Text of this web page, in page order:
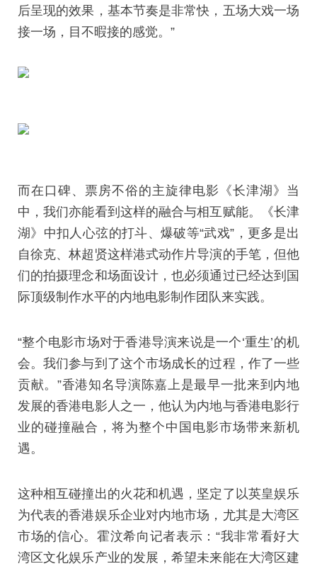
后呈现的效果，基本节奏是非常快，五场大戏一场
接一场，目不暇接的感觉。”
而在口碑、票房不俗的主旋律电影《长津湖》当
中，我们亦能看到这样的融合与相互赋能。《长津
湖》中扣人心弦的打斗、爆破等“武戏”，更多是出
自徐克、林超贤这样港式动作片导演的手笔，但他
们的拍摄理念和场面设计，也必须通过已经达到国
际顶级制作水平的内地电影制作团队来实践。
“整个电影市场对于香港导演来说是一个‘重生’的机
会。我们参与到了这个市场成长的过程，作了一些
贡献。”香港知名导演陈嘉上是最早一批来到内地
发展的香港电影人之一，他认为内地与香港电影行
业的碰撞融合，将为整个中国电影市场带来新机
遇。
这种相互碰撞出的火花和机遇，坚定了以英皇娱乐
为代表的香港娱乐企业对内地市场，尤其是大湾区
市场的信心。霍汶希向记者表示：“我非常看好大
湾区文化娱乐产业的发展，希望未来能在大湾区建